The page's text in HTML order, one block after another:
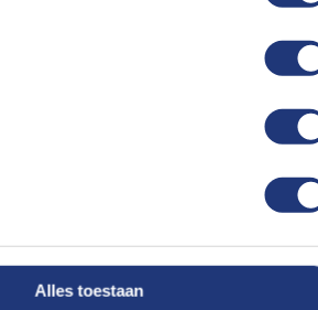
Alles toestaan
aan
Voeg
aan